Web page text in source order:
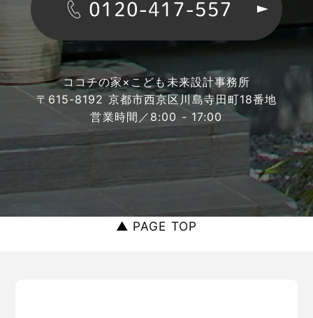
ココチの家×こども未来設計事務所
〒615-8192 京都市西京区川島寺田町18番地
営業時間／8:00 - 17:00
▲ PAGE TOP